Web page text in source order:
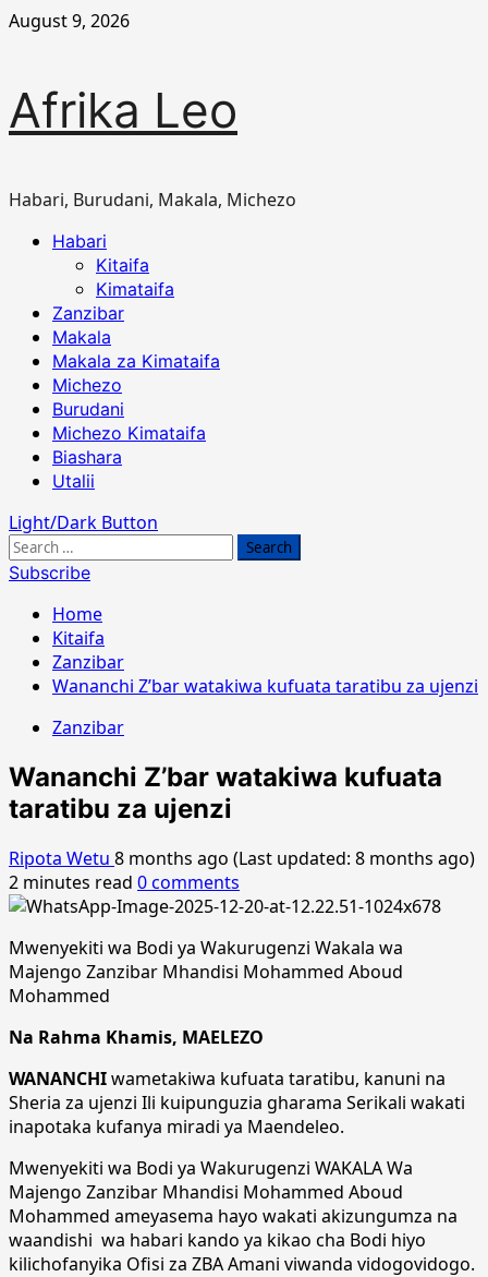
Skip
August 9, 2026
Afrika Leo
Habari, Burudani, Makala, Michezo
PrimaryHabari
Kitaifa
Kimataifa
Zanzibar
Makala
Makala za Kimataifa
Michezo
Burudani
Michezo Kimataifa
Biashara
Utalii
Light/Dark Button
Search
for:
Subscribe
Home
Kitaifa
Zanzibar
Wananchi Z’bar watakiwa kufuata taratibu za ujenzi
Zanzibar
Wananchi Z’bar watakiwa kufuata
taratibu za ujenzi
Ripota Wetu 8 months ago (Last updated: 8 months ago)
2 minutes read 0 comments
Mwenyekiti wa Bodi ya Wakurugenzi Wakala wa
Majengo Zanzibar Mhandisi Mohammed Aboud
Mohammed
Na Rahma Khamis, MAELEZO
WANANCHIwametakiwa kufuata taratibu, kanuni na
Sheria za ujenzi Ili kuipunguzia gharama Serikali wakati
inapotaka kufanya miradi ya Maendeleo.
Mwenyekiti wa Bodi ya Wakurugenzi WAKALA Wa
Majengo Zanzibar Mhandisi Mohammed Aboud
Mohammed ameyasema hayo wakati akizungumza na
waandishi wa habari kando ya kikao cha Bodi hiyo
kilichofanyika Ofisi za ZBA Amani viwanda vidogovidogo.